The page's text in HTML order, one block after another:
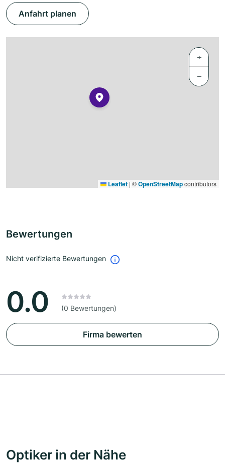
Anfahrt planen
+
−
Leaflet | ©OpenStreetMapcontributors
Bewertungen
Nicht verifizierte Bewertungen
0.0 (0 Bewertungen)
Firma bewerten
Optiker in der Nähe